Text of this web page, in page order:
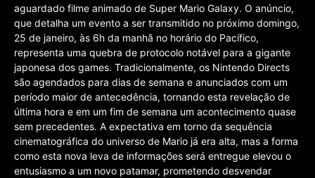
aguardado filme animado de Super Mario Galaxy. O anúncio,
que detalha um evento a ser transmitido no próximo domingo,
25 de janeiro, às 6h da manhã no horário do Pacífico,
representa uma quebra de protocolo notável para a gigante
japonesa dos games. Tradicionalmente, os Nintendo Directs
são agendados para dias de semana e anunciados com um
período maior de antecedência, tornando esta revelação de
última hora e em um fim de semana um acontecimento quase
sem precedentes. A expectativa em torno da sequência
cinematográfica do universo de Mario já era alta, mas a forma
como esta nova leva de informações será entregue elevou o
entusiasmo a um novo patamar, prometendo desvendar